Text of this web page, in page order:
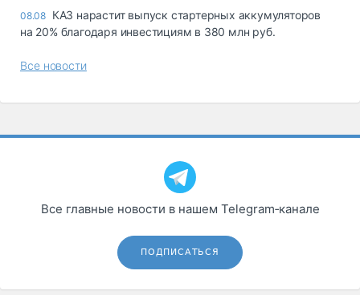
08.08 КАЗ нарастит выпуск стартерных аккумуляторов
на 20% благодаря инвестициям в 380 млн руб.
Все новости
Все главные новости в нашем Telegram‑канале
ПОДПИСАТЬСЯ